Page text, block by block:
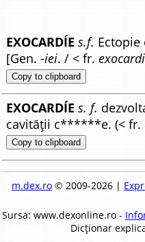
EXOCARDÍE s.f.
[Gen.-iei. / < fr.
Copy to clipboard
EXOCARDÍE s. f.
cavității c******e. (< fr.
Copy to clipboard
m.dex.ro© 2009-2026 |
Sursa: www.dexonline.ro -
Dicționar